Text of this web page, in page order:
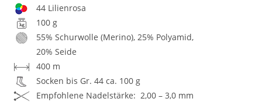
44 Lilienrosa
100 g
55% Schurwolle (Merino), 25% Polyamid,
20% Seide
400 m
Socken bis Gr. 44 ca. 100 g
Empfohlene Nadelstärke: 2,00 – 3,0 mm